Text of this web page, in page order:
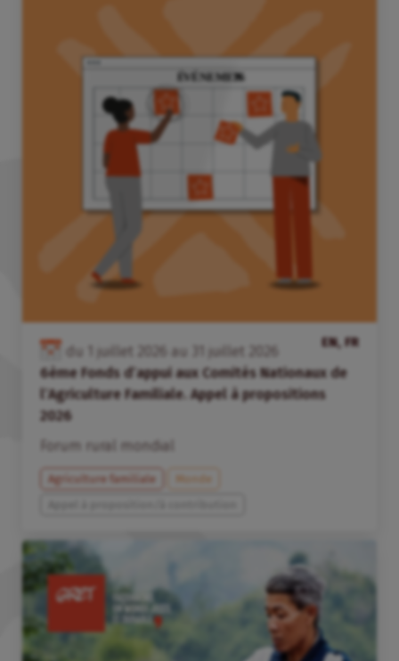
EN, FR
du juillet au juillet
6ème Fonds d’appui aux Comités Nationaux de
l’Agriculture Familiale. Appel à propositions
2026
Forum rural mondial
Agriculture familiale
Monde